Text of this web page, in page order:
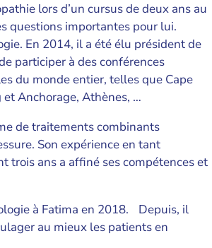
lors d’un cursus de deux ans au
questions importantes pour lui.
En 2014, il a été élu président de
participer à des conférences
du monde entier, telles que Cape
et Anchorage, Athènes, …
de traitements combinants
Son expérience en tant
trois ans a affiné ses compétences et
à Fatima en 2018. Depuis, il
au mieux les patients en